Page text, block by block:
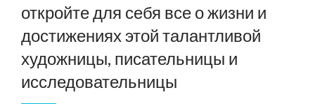
откройте для себя все о жизни и
достижениях этой талантливой
художницы, писательницы и
исследовательницы